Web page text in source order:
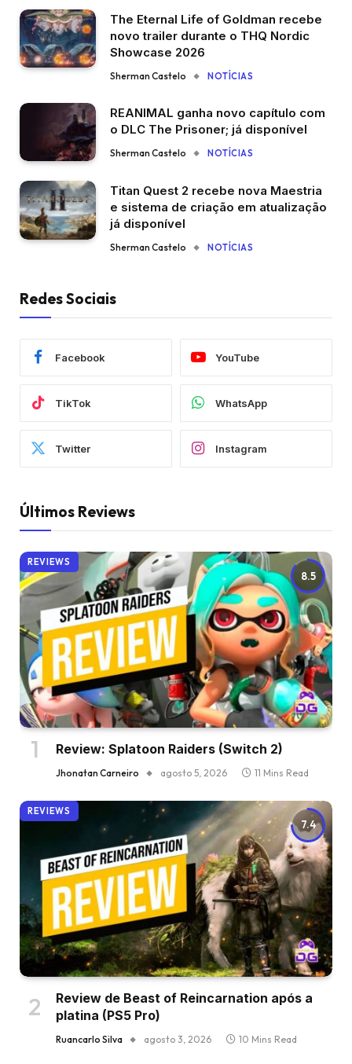
The Eternal Life of Goldman recebe
novo trailer durante o THQ Nordic
Showcase 2026
Sherman Castelo NOTÍCIAS
REANIMAL ganha novo capítulo com
o DLC The Prisoner; já disponível
Sherman Castelo NOTÍCIAS
Titan Quest 2 recebe nova Maestria
e sistema de criação em atualização
já disponível
Sherman Castelo NOTÍCIAS
Redes Sociais
Facebook YouTube
TikTok WhatsApp
Twitter Instagram
Últimos Reviews
8.5
REVIEWS
Review: Splatoon Raiders (Switch 2)
Jhonatan Carneiro agosto 5, 2026 11 Mins Read
7.4
REVIEWS
Review de Beast of Reincarnation após a
platina (PS5 Pro)
Ruancarlo Silva agosto 3, 2026 10 Mins Read